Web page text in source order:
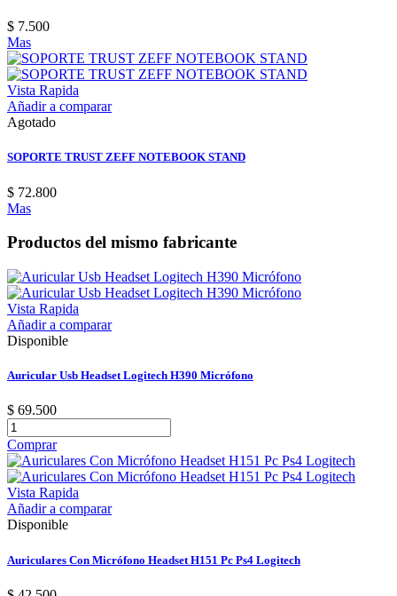
$ 7.500
Mas
Vista Rapida
Añadir a comparar
Agotado
SOPORTE TRUST ZEFF NOTEBOOK STAND
$ 72.800
Mas
Productos del mismo fabricante
Vista Rapida
Añadir a comparar
Disponible
Auricular Usb Headset Logitech H390 Micrófono
$ 69.500
Comprar
Vista Rapida
Añadir a comparar
Disponible
Auriculares Con Micrófono Headset H151 Pc Ps4 Logitech